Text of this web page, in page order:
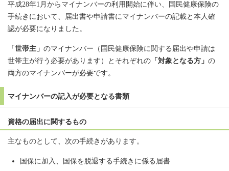
平成28年1月からマイナンバーの利用開始に伴い、国民健康保険の
手続きにおいて、届出書や申請書にマイナンバーの記載と本人確
認が必要になりました。
「世帯主」 のマイナンバー（国民健康保険に関する届出や申請は
世帯主が行う必要があります）とそれぞれの 「対象となる方」 の
両方のマイナンバーが必要です。
マイナンバーの記入が必要となる書類
資格の届出に関するもの
主なものとして、次の手続きがあります。
国保に加入、国保を脱退する手続きに係る届書